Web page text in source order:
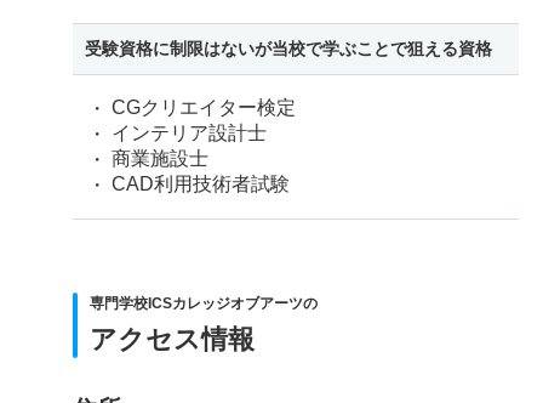
受験資格に制限はないが当校で学ぶことで狙える資格
CGクリエイター検定
インテリア設計士
商業施設士
CAD利用技術者試験
専門学校ICSカレッジオブアーツの
アクセス情報